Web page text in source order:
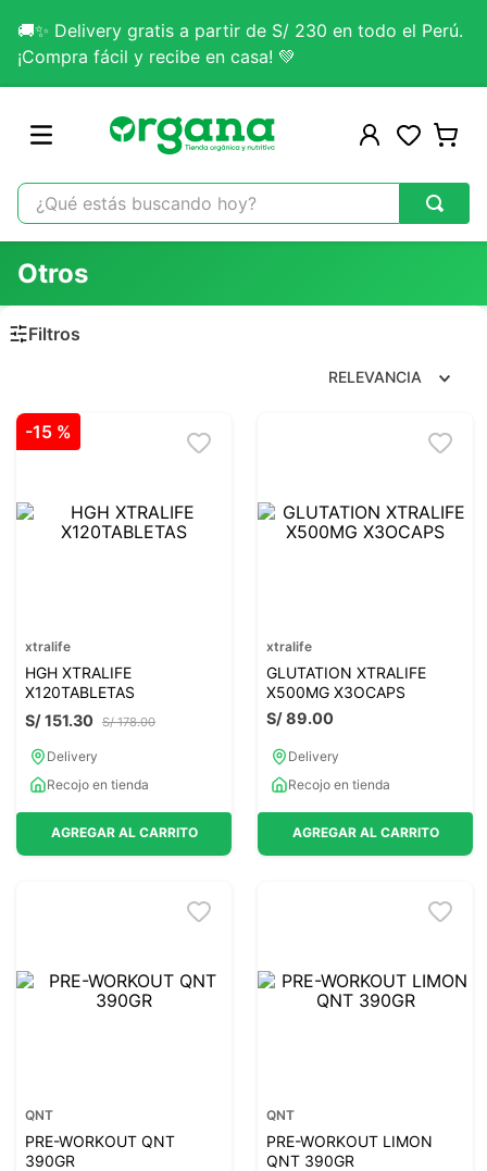
🚚✨ Delivery gratis a partir de S/ 230 en todo el Perú.
¡Compra fácil y recibe en casa! 💚
¿Qué estás buscando hoy?
1.
omega 3
2.
citrato magnesio
5.
glicinato magnesio
lab nutrition
Otros
RELEVANCIA
-15 %
xtralife
HGH XTRALIFE
X120TABLETAS
S/ 178.00
S/151.30
Delivery
Recojo en tienda
AGREGAR AL CARRITO
xtralife
GLUTATION XTRALIFE
X500MG X3OCAPS
S/89.00
Delivery
Recojo en tienda
AGREGAR AL CARRITO
QNT
PRE-WORKOUT QNT
390GR
QNT
PRE-WORKOUT LIMON
QNT 390GR